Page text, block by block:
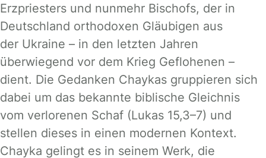
Erzpriesters und nunmehr Bischofs, der in
Deutschland orthodoxen Gläubigen aus
der Ukraine – in den letzten Jahren
überwiegend vor dem Krieg Geflohenen –
dient. Die Gedanken Chaykas gruppieren sich
dabei um das bekannte biblische Gleichnis
vom verlorenen Schaf (Lukas 15,3–7) und
stellen dieses in einen modernen Kontext.
Chayka gelingt es in seinem Werk, die